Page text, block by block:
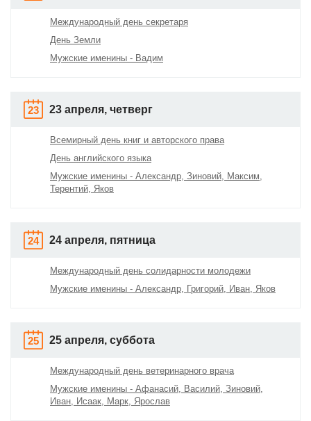
Международный день секретаря
День Земли
Мужские именины - Вадим
23 23 апреля, четверг
Всемирный день книг и авторского права
День английского языка
Мужские именины - Александр, Зиновий, Максим,
Терентий, Яков
24 24 апреля, пятница
Международный день солидарности молодежи
Мужские именины - Александр, Григорий, Иван, Яков
25 25 апреля, суббота
Международный день ветеринарного врача
Мужские именины - Афанасий, Василий, Зиновий,
Иван, Исаак, Марк, Ярослав